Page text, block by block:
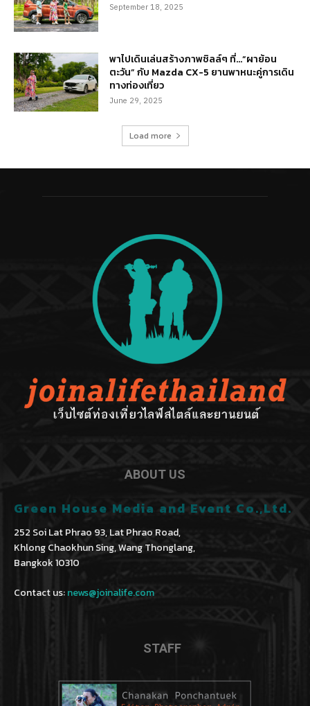
September 18, 2025
พาไปเดินเล่นสร้างภาพชิลล์ๆ ที่…“ผาย้อน
ตะวัน” กับ Mazda CX-5 ยานพาหนะคู่การเดิน
ทางท่องเที่ยว
June 29, 2025
Load more
ABOUT US
Green House Media and Event Co.,Ltd.
252 Soi Lat Phrao 93, Lat Phrao Road,
Khlong Chaokhun Sing, Wang Thonglang,
Bangkok 10310
Contact us:news@joinalife.com
STAFF